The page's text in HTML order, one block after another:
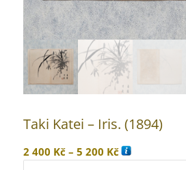
Taki Katei – Iris. (1894)
2 400 Kč – 5 200 KčRozpětí